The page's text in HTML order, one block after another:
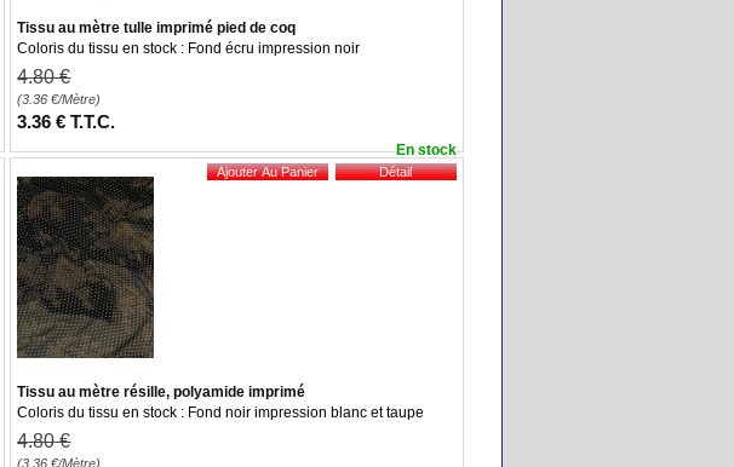
Tissu au mètre tulle imprimé pied de coq
Coloris du tissu en stock : Fond écru impression noir
4.80 €
(3.36€/Mètre)
3.36 € T.T.C.
En stock
Tissu au mètre résille, polyamide imprimé
Coloris du tissu en stock : Fond noir impression blanc et taupe
4.80 €
(3.36€/Mètre)